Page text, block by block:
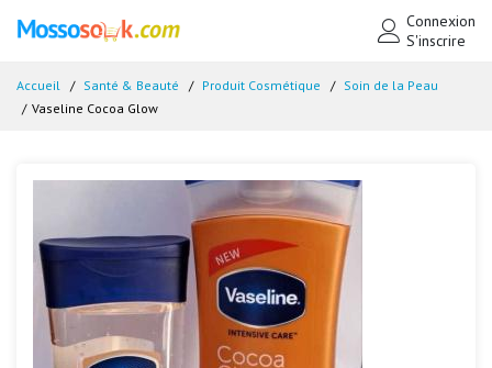
Connexion
S'inscrire
Accueil Santé & Beauté Produit Cosmétique
Soin de la Peau
Vaseline Cocoa Glow